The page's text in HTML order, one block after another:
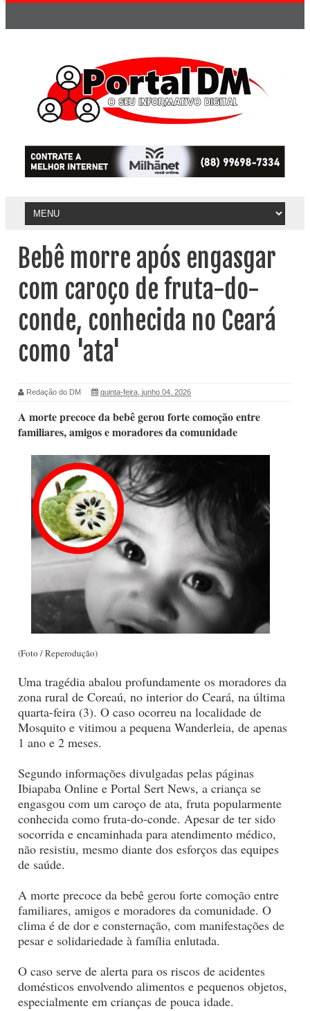
Bebê morre após engasgar
com caroço de fruta-do-
conde, conhecida no Ceará
como 'ata'
Redação do DM quinta-feira, junho 04, 2026
A morte precoce da bebê gerou forte comoção entre
familiares, amigos e moradores da comunidade
(Foto / Reperodução)
Uma tragédia abalou profundamente os moradores da
zona rural de Coreaú, no interior do Ceará, na última
quarta-feira (3). O caso ocorreu na localidade de
Mosquito e vitimou a pequena Wanderleia, de apenas
1 ano e 2 meses.
Segundo informações divulgadas pelas páginas
Ibiapaba Online e Portal Sert News, a criança se
engasgou com um caroço de ata, fruta popularmente
conhecida como fruta-do-conde. Apesar de ter sido
socorrida e encaminhada para atendimento médico,
não resistiu, mesmo diante dos esforços das equipes
de saúde.
A morte precoce da bebê gerou forte comoção entre
familiares, amigos e moradores da comunidade. O
clima é de dor e consternação, com manifestações de
pesar e solidariedade à família enlutada.
O caso serve de alerta para os riscos de acidentes
domésticos envolvendo alimentos e pequenos objetos,
especialmente em crianças de pouca idade.